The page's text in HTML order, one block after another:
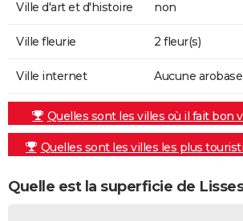
Ville d'art et d'histoire non
Ville fleurie 2 fleur(s)
Ville internet Aucune arobase
Quelles sont les villes où il fait bon
Quelles sont les villes les plus
Quelle est la superficie de